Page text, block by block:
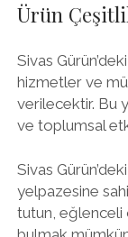
Ürün
Sivas
hizmetler ve
verilecektir. Bu
ve toplumsal
Sivas
yelpazesine
tutun, eğlenceli